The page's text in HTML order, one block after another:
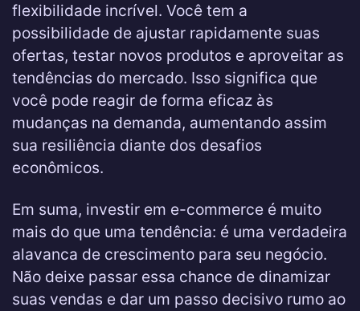
flexibilidade incrível. Você tem a
possibilidade de ajustar rapidamente suas
ofertas, testar novos produtos e aproveitar as
tendências do mercado. Isso significa que
você pode reagir de forma eficaz às
mudanças na demanda, aumentando assim
sua resiliência diante dos desafios
econômicos.
Em suma, investir em e-commerce é muito
mais do que uma tendência: é uma verdadeira
alavanca de crescimento para seu negócio.
Não deixe passar essa chance de dinamizar
suas vendas e dar um passo decisivo rumo ao